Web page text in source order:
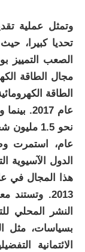
وتمثل عملية
تحديا كبيرا،
الصعب التمييز
مجال الطاقة
عام
عام، استمرت
2013.
النشر المحلي
بسياسات، مثل
الائتمانية